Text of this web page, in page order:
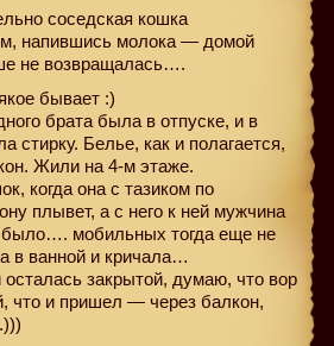
соседская кошка
напившись молока — домой
не возвращалась….
бывает :)
брата была в отпуске, и в
стирку. Белье, как и полагается,
Жили на 4-м этаже.
когда она с тазиком по
плывет, а с него к ней мужчина
мобильных тогда еще не
в ванной и кричала…
осталась закрытой, думаю, что вор
что и пришел — через балкон,